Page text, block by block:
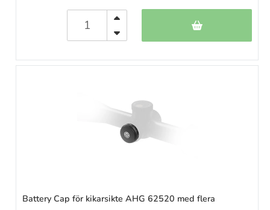
Battery Cap för kikarsikte AHG 62520 med flera